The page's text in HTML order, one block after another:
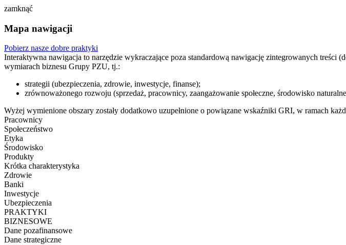
zamknąć
Mapa nawigacji
Pobierz nasze dobre praktyki
Interaktywna nawigacja to narzędzie wykraczające poza standardową nawigację zintegrowanych
wymiarach biznesu Grupy PZU, tj.:
strategii (ubezpieczenia, zdrowie, inwestycje, finanse);
zrównoważonego rozwoju (sprzedaż, pracownicy, zaangażowanie społeczne, środowisko
Wyżej wymienione obszary zostały dodatkowo uzupełnione o powiązane wskaźniki GRI, w ramach
Pracownicy
Społeczeństwo
Etyka
Środowisko
Produkty
Krótka charakterystyka
Zdrowie
Banki
Inwestycje
Ubezpieczenia
PRAKTYKI
BIZNESOWE
Dane pozafinansowe
Dane strategiczne